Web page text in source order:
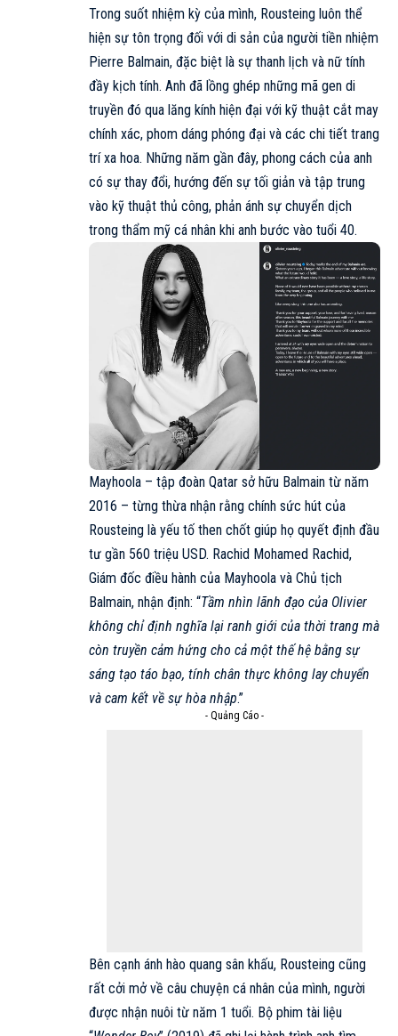
Trong suốt nhiệm kỳ của mình, Rousteing luôn thể
hiện sự tôn trọng đối với di sản của người tiền nhiệm
Pierre Balmain, đặc biệt là sự thanh lịch và nữ tính
đầy kịch tính. Anh đã lồng ghép những mã gen di
truyền đó qua lăng kính hiện đại với kỹ thuật cắt may
chính xác, phom dáng phóng đại và các chi tiết trang
trí xa hoa. Những năm gần đây, phong cách của anh
có sự thay đổi, hướng đến sự tối giản và tập trung
vào kỹ thuật thủ công, phản ánh sự chuyển dịch
trong thẩm mỹ cá nhân khi anh bước vào tuổi 40.
Mayhoola – tập đoàn Qatar sở hữu Balmain từ năm
2016 – từng thừa nhận rằng chính sức hút của
Rousteing là yếu tố then chốt giúp họ quyết định đầu
tư gần 560 triệu USD. Rachid Mohamed Rachid,
Giám đốc điều hành của Mayhoola và Chủ tịch
Balmain, nhận định: “Tầm nhìn lãnh đạo của Olivier
không chỉ định nghĩa lại ranh giới của thời trang mà
còn truyền cảm hứng cho cả một thế hệ bằng sự
sáng tạo táo bạo, tính chân thực không lay chuyển
và cam kết về sự hòa nhập.”​​
- Quảng Cáo -
Bên cạnh ánh hào quang sân khấu, Rousteing cũng
rất cởi mở về câu chuyện cá nhân của mình, người
được nhận nuôi từ năm 1 tuổi. Bộ phim tài liệu